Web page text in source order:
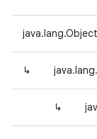
java.lang.Object
↳
↳